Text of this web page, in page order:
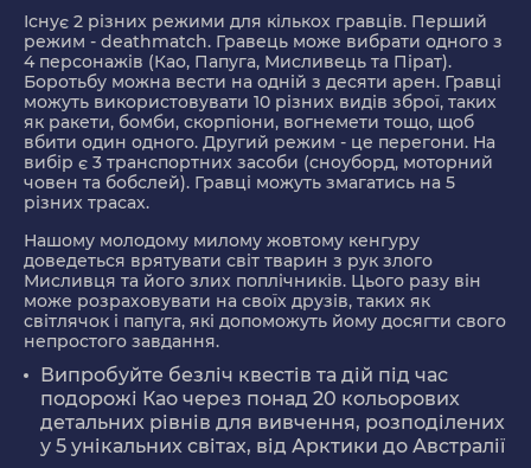
Існує 2 різних режими для кількох гравців. Перший
режим - deathmatch. Гравець може вибрати одного з
4 персонажів (Као, Папуга, Мисливець та Пірат).
Боротьбу можна вести на одній з десяти арен. Гравці
можуть використовувати 10 різних видів зброї, таких
як ракети, бомби, скорпіони, вогнемети тощо, щоб
вбити один одного. Другий режим - це перегони. На
вибір є 3 транспортних засоби (сноуборд, моторний
човен та бобслей). Гравці можуть змагатись на 5
різних трасах.
Нашому молодому милому жовтому кенгуру
доведеться врятувати світ тварин з рук злого
Мисливця та його злих поплічників. Цього разу він
може розраховувати на своїх друзів, таких як
світлячок і папуга, які допоможуть йому досягти свого
непростого завдання.
Випробуйте безліч квестів та дій під час
подорожі Као через понад 20 кольорових
детальних рівнів для вивчення, розподілених
у 5 унікальних світах, від Арктики до Австралії